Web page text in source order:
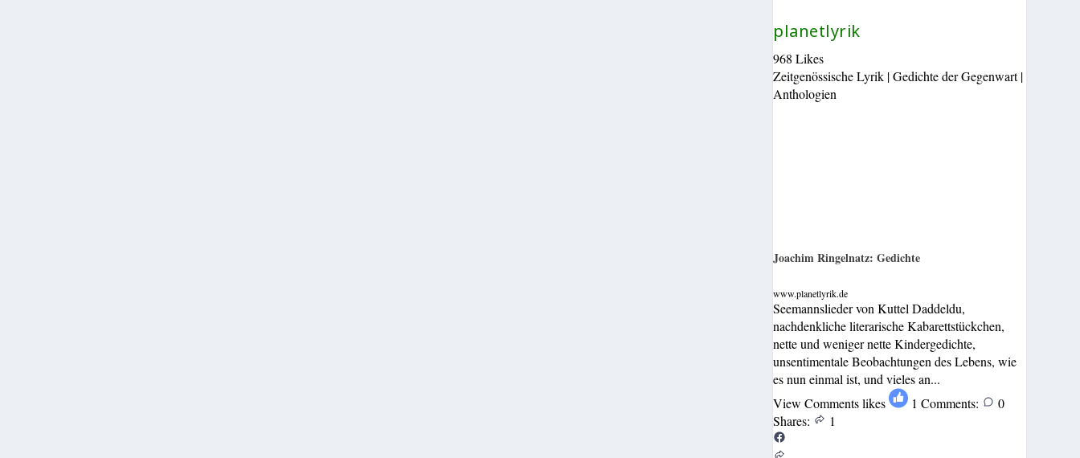
planetlyrik
968 Likes
Zeitgenössische Lyrik | Gedichte der Gegenwart |
Anthologien
Joachim Ringelnatz: Gedichte
www.planetlyrik.de
Seemannslieder von Kuttel Daddeldu,
nachdenkliche literarische Kabarettstückchen,
nette und weniger nette Kindergedichte,
unsentimentale Beobachtungen des Lebens, wie
es nun einmal ist, und vieles an...
View Comments likes 1 Comments:
0
Shares:
1